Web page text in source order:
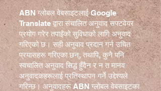
ABN ग्लोबल वेबसाइटलाई Google
Translate द्वारा संचालित अनुवाद सफ्टवेयर
प्रयोग गरेर तपाईंको सुविधाको लागि अनुवाद
गरिएको छ। सही अनुवाद प्रदान गर्न उचित
प्रयासहरू गरिएका छन्, तथापि, कुनै पनि
स्वचालित अनुवाद सिद्ध हुँदैन र न त मानव
अनुवादकहरूलाई प्रतिस्थापन गर्ने उद्देश्यले
गरिन्छ। अनुवादहरू ABN ग्लोबल वेबसाइटका